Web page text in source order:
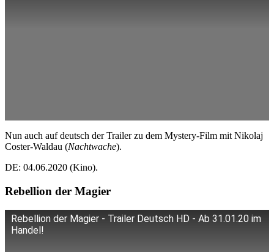
Nun auch auf deutsch der Trailer zu dem Mystery-Film mit Nikolaj
Coster-Waldau (Nachtwache).
DE: 04.06.2020 (Kino).
Rebellion der Magier
Rebellion der Magier - Trailer Deutsch HD - Ab 31.01.20 im
Handel!